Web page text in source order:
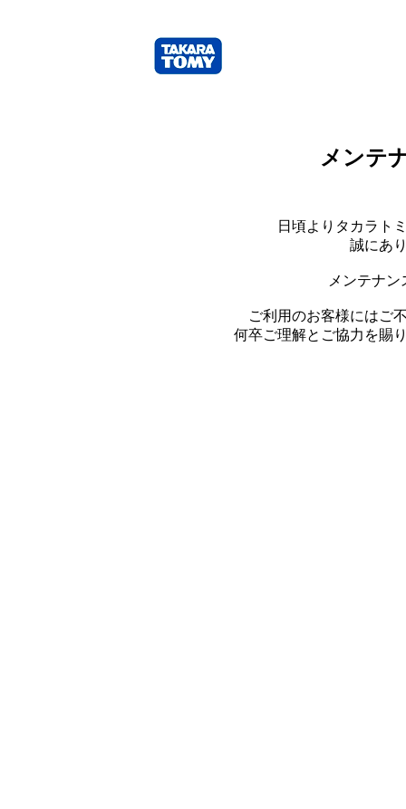
メンテ
日頃よりタカラト
誠にあ
メンテナ
ご利用のお客様にはご
何卒ご理解とご協力を賜